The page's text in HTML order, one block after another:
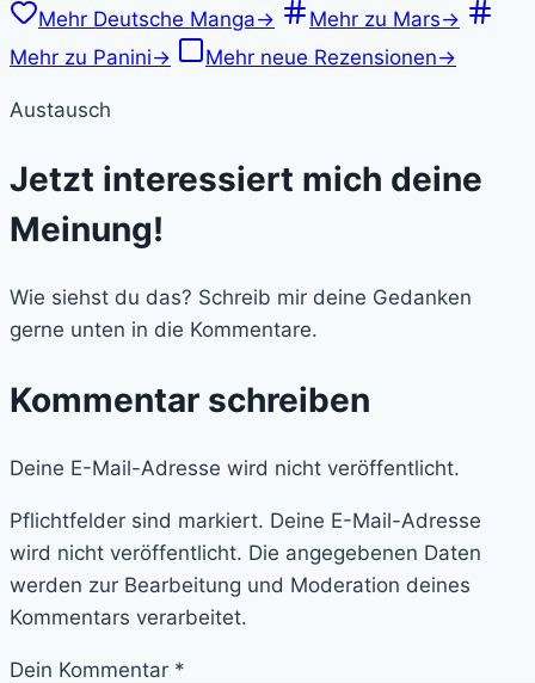
Mehr Deutsche Manga→ Mehr zu Mars→
Mehr zu Panini→ Mehr neue Rezensionen→
Austausch
Jetzt interessiert mich deine
Meinung!
Wie siehst du das? Schreib mir deine Gedanken
gerne unten in die Kommentare.
Kommentar schreiben
Deine E-Mail-Adresse wird nicht veröffentlicht.
Pflichtfelder sind markiert. Deine E-Mail-Adresse
wird nicht veröffentlicht. Die angegebenen Daten
werden zur Bearbeitung und Moderation deines
Kommentars verarbeitet.
Dein Kommentar *